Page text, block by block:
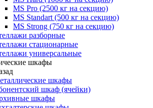
MS Pro (2500 кг на секцию)
MS Standart (500 кг на секцию)
MS Strong (750 кг на секцию)
разборные
стационарные
универсальные
шкафы
шкафы
шкаф (ячейки)
шкафы